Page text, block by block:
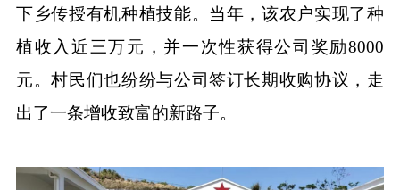
下乡传授有机种植技能。当年，该农户实现了种
植收入近三万元，并一次性获得公司奖励8000
元。村民们也纷纷与公司签订长期收购协议，走
出了一条增收致富的新路子。